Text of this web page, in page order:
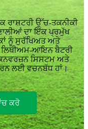
ਰਾਸ਼ਟਰੀ ਉੱਚ-ਤਕਨੀਕੀ
ਦਾ ਇੱਕ ਪ੍ਰਮੁੱਖ
ਨੂੰ ਸੁਰੱਖਿਅਤ ਅਤੇ
ਆਇਨ ਬੈਟਰੀ
ਸਿਸਟਮ ਅਤੇ
ਲਈ ਵਚਨਬੱਧ ਹਾਂ।
ਕਰੋ